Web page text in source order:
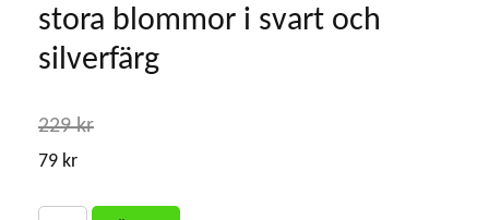
stora blommor i svart och
silverfärg
229 kr
79 kr